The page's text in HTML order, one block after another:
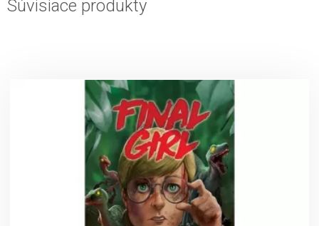
Súvisiace produkty